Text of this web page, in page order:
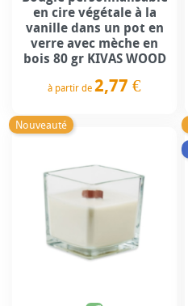
en cire végétale à la
vanille dans un pot en
verre avec mèche en
bois 80 gr KIVAS WOOD
à partir de 2,77 €
Nouveauté